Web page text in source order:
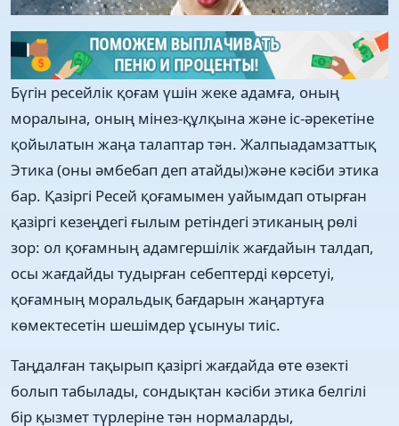
Бүгін ресейлік қоғам үшін жеке адамға, оның
моралына, оның мінез-құлқына және іс-әрекетіне
қойылатын жаңа талаптар тән. Жалпыадамзаттық
Этика (оны әмбебап деп атайды)және кәсіби этика
бар. Қазіргі Ресей қоғамымен уайымдап отырған
қазіргі кезеңдегі ғылым ретіндегі этиканың рөлі
зор: ол қоғамның адамгершілік жағдайын талдап,
осы жағдайды тудырған себептерді көрсетуі,
қоғамның моральдық бағдарын жаңартуға
көмектесетін шешімдер ұсынуы тиіс.
Таңдалған тақырып қазіргі жағдайда өте өзекті
болып табылады, сондықтан кәсіби этика белгілі
бір қызмет түрлеріне тән нормаларды,